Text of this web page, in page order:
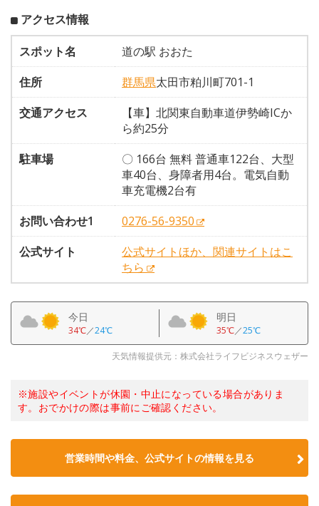
アクセス情報
スポット名
道の駅 おおた
住所
群馬県太田市粕川町701-1
交通アクセス
【車】北関東自動車道伊勢崎ICか
ら約25分
駐車場
〇 166台 無料 普通車122台、大型
車40台、身障者用4台。電気自動
車充電機2台有
お問い合わせ1
0276-56-9350
公式サイト
公式サイトほか、関連サイトはこ
ちら
今日
34℃／24℃
明日
35℃／25℃
天気情報提供元：株式会社ライフビジネスウェザー
※施設やイベントが休園・中止になっている場合がありま
す。おでかけの際は事前にご確認ください。
営業時間や料金、公式サイトの情報を見る